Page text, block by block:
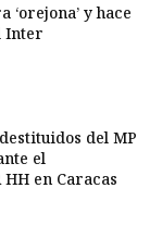
‘orejona’ y hace
Inter
del MP
el
en Caracas